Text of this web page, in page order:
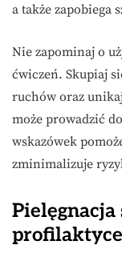
a także zapobiega
Nie zapominaj o
ćwiczeń. Skupiaj
ruchów oraz
może prowadzić
wskazówek
zminimalizuje